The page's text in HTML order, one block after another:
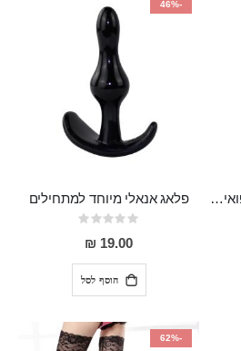
מג'יק וונד נטען מסיליקון רפואי חזק בעל 12 מצבי רטט ו6 מהירויות שונות ROMI
-46%
פלאג אנאלי מיוחד למתחילים
Rating:
0%
19.00 ₪
הוסף לסל
-62%